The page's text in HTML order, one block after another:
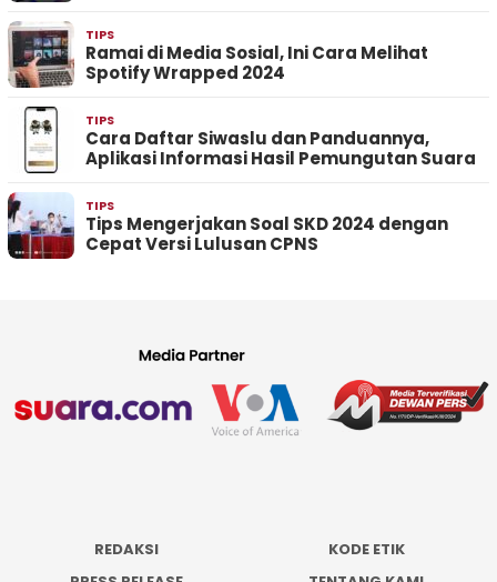
TIPS
Ramai di Media Sosial, Ini Cara Melihat
Spotify Wrapped 2024
TIPS
Cara Daftar Siwaslu dan Panduannya,
Aplikasi Informasi Hasil Pemungutan Suara
TIPS
Tips Mengerjakan Soal SKD 2024 dengan
Cepat Versi Lulusan CPNS
REDAKSI
KODE ETIK